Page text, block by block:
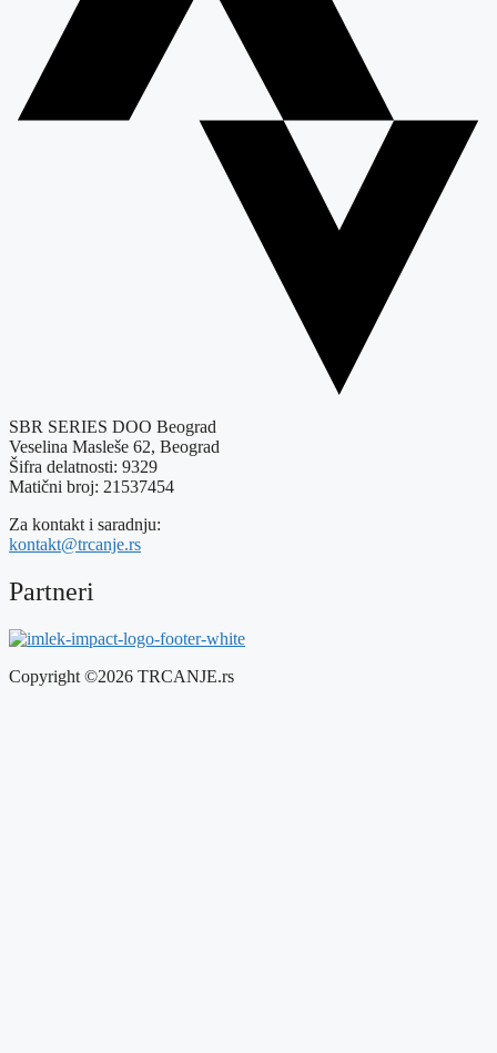
SBR SERIES DOO Beograd
Veselina Masleše 62, Beograd
Šifra delatnosti: 9329
Matični broj: 21537454
Za kontakt i saradnju:
kontakt@trcanje.rs
Partneri
Copyright ©2026 TRCANJE.rs